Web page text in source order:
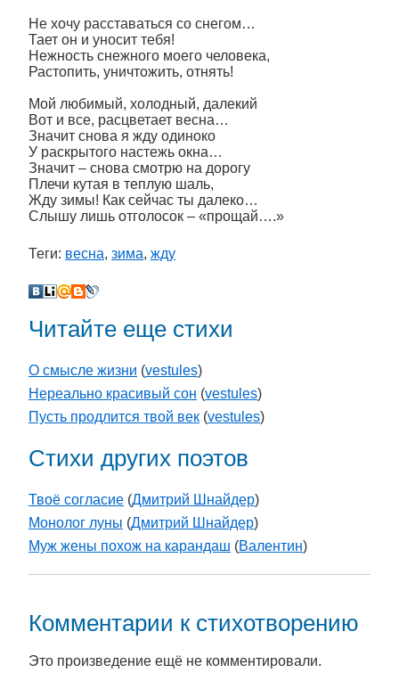
Не хочу расставаться со снегом…
Тает он и уносит тебя!
Нежность снежного моего человека,
Растопить, уничтожить, отнять!
Мой любимый, холодный, далекий
Вот и все, расцветает весна…
Значит снова я жду одиноко
У раскрытого настежь окна…
Значит – снова смотрю на дорогу
Плечи кутая в теплую шаль,
Жду зимы! Как сейчас ты далеко…
Слышу лишь отголосок – «прощай….»
Теги: весна, зима, жду
Читайте еще стихи
О смысле жизни (vestules)
Нереально красивый сон (vestules)
Пусть продлится твой век (vestules)
Стихи других поэтов
Твоё согласие (Дмитрий Шнайдер)
Монолог луны (Дмитрий Шнайдер)
Муж жены похож на карандаш (Валентин)
Комментарии к стихотворению
Это произведение ещё не комментировали.